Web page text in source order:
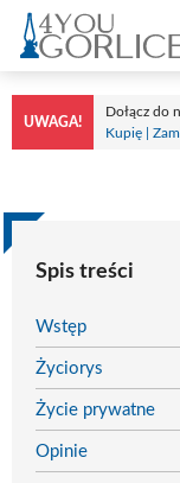
Przejdź
treści
UWAGA!
Dołącz do
Kupię |
Spis treści
Wstęp
Życiorys
Życie prywatne
Opinie